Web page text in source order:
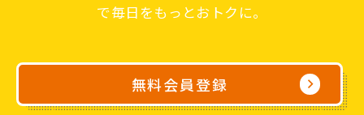
で毎日をもっとおトクに。
無料会員登録